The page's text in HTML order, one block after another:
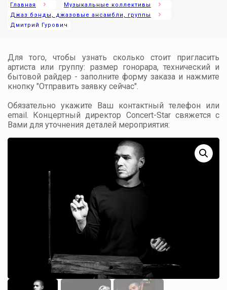
Главная
Музыкальные коллективы
Джаз бэнды, джазовые ансамбли, группы
Дмитрий Гурович
Для того, чтобы узнать сколько стоит пригласить
артиста или группу: размер гонорара, технический и
бытовой райдер - заполните форму заказа и нажмите
кнопку "Отправить заявку сейчас".
Обязательно укажите Ваш контактный телефон или
email. Концертный директор Concert-Star свяжется с
Вами для уточнения деталей мероприятия: